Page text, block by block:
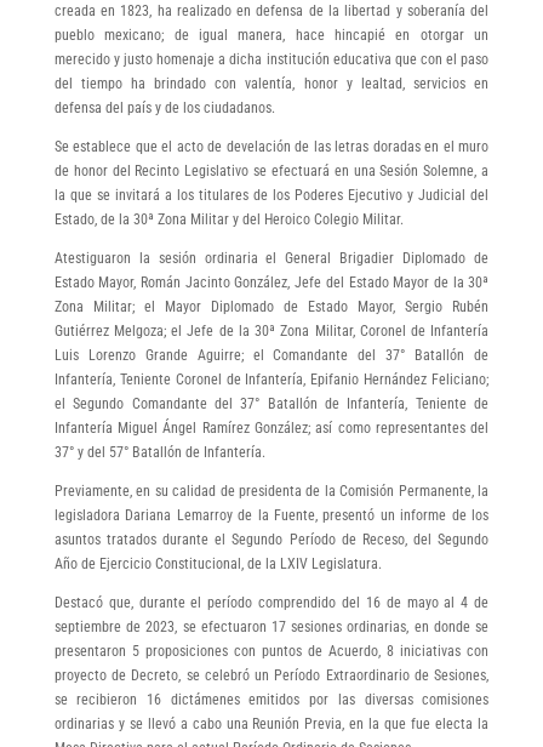
creada en 1823, ha realizado en defensa de la libertad y soberanía del
pueblo mexicano; de igual manera, hace hincapié en otorgar un
merecido y justo homenaje a dicha institución educativa que con el paso
del tiempo ha brindado con valentía, honor y lealtad, servicios en
defensa del país y de los ciudadanos.
Se establece que el acto de develación de las letras doradas en el muro
de honor del Recinto Legislativo se efectuará en una Sesión Solemne, a
la que se invitará a los titulares de los Poderes Ejecutivo y Judicial del
Estado, de la 30ª Zona Militar y del Heroico Colegio Militar.
Atestiguaron la sesión ordinaria el General Brigadier Diplomado de
Estado Mayor, Román Jacinto González, Jefe del Estado Mayor de la 30ª
Zona Militar; el Mayor Diplomado de Estado Mayor, Sergio Rubén
Gutiérrez Melgoza; el Jefe de la 30ª Zona Militar, Coronel de Infantería
Luis Lorenzo Grande Aguirre; el Comandante del 37° Batallón de
Infantería, Teniente Coronel de Infantería, Epifanio Hernández Feliciano;
el Segundo Comandante del 37° Batallón de Infantería, Teniente de
Infantería Miguel Ángel Ramírez González; así como representantes del
37° y del 57° Batallón de Infantería.
Previamente, en su calidad de presidenta de la Comisión Permanente, la
legisladora Dariana Lemarroy de la Fuente, presentó un informe de los
asuntos tratados durante el Segundo Período de Receso, del Segundo
Año de Ejercicio Constitucional, de la LXIV Legislatura.
Destacó que, durante el período comprendido del 16 de mayo al 4 de
septiembre de 2023, se efectuaron 17 sesiones ordinarias, en donde se
presentaron 5 proposiciones con puntos de Acuerdo, 8 iniciativas con
proyecto de Decreto, se celebró un Período Extraordinario de Sesiones,
se recibieron 16 dictámenes emitidos por las diversas comisiones
ordinarias y se llevó a cabo una Reunión Previa, en la que fue electa la